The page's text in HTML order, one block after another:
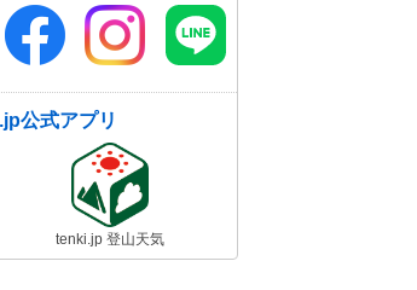
公式アプリ
tenki.jp 登山天気